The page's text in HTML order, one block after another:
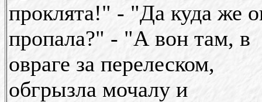
проклята!" - "Да куда же
пропала?" - "А вон там, в
овраге за перелеском,
обгрызла мочалу и